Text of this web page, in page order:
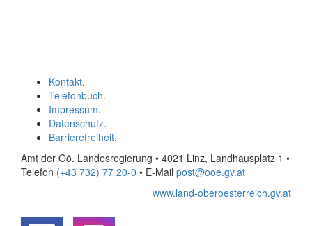
Kontakt.
Telefonbuch.
Impressum.
Datenschutz.
Barrierefreiheit.
Amt der Oö. Landesregierung • 4021 Linz, Landhausplatz 1 •
Telefon (+43 732) 77 20-0 • E-Mail post@ooe.gv.at
www.land-oberoesterreich.gv.at